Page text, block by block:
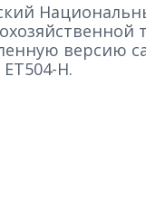
версию
H.